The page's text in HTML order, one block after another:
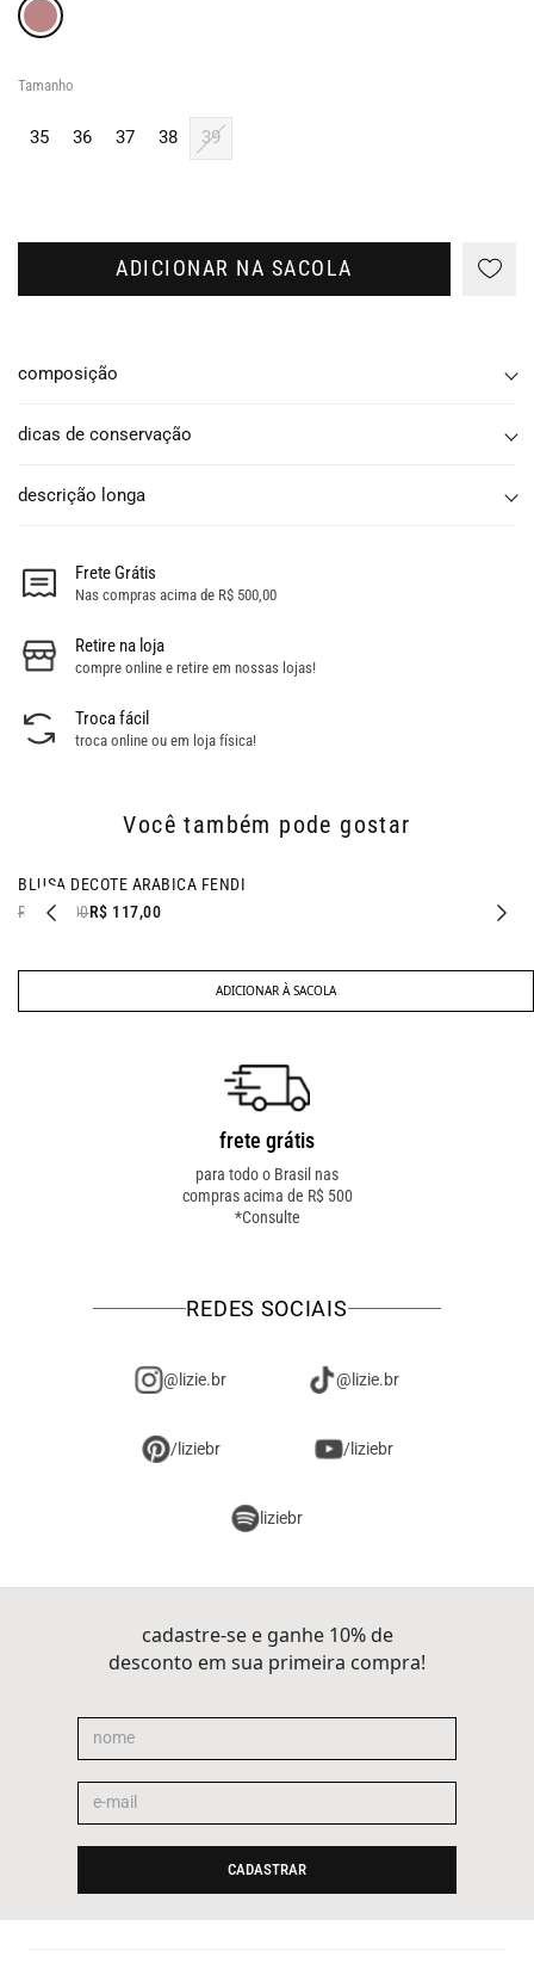
Tamanho
35 36 37 38 39
ADICIONAR NA SACOLA
composição
dicas de conservação
descrição longa
Frete Grátis
Nas compras acima de R$ 500,00
Retire na loja
compre online e retire em nossas lojas!
Troca fácil
troca online ou em loja física!
Você também pode gostar
- 15% OFF
BLUSA DECOTE ARABICA FENDI
R$ 138,00R$ 117,00
ADICIONAR À SACOLA
frete grátis
para todo o Brasil nas
compras acima de R$ 500
*Consulte
REDES SOCIAIS
@lizie.br @lizie.br
/liziebr /liziebr
liziebr
cadastre-se e ganhe 10% de
desconto em sua primeira compra!
CADASTRAR